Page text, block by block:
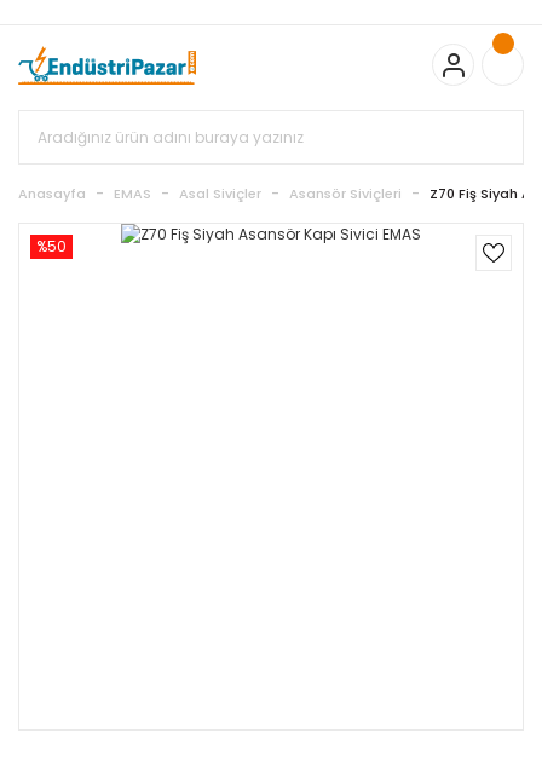
Bayonet J Tip Termokupul Ürünlerinde 50 Adet Alımlarda
Sepette Ekstra %5 İskonto...
50.000,00TL ve Üzeri EMKO Ürünleri
Alışverişlerinizde Sepette %5 EK İNDİRİM...
%15 İskonto... 50.000,00TL ve Üzeri GEMO Ürünleri
Alışverişlerinizde Sepette %3 EK İNDİRİM...
Standart Bayonet J Tip Termokupul Ürünlerinde 100 Adet
Anasayfa EMAS Asal Siviçler Asansör Siviçleri Z70 Fiş Siyah
%50